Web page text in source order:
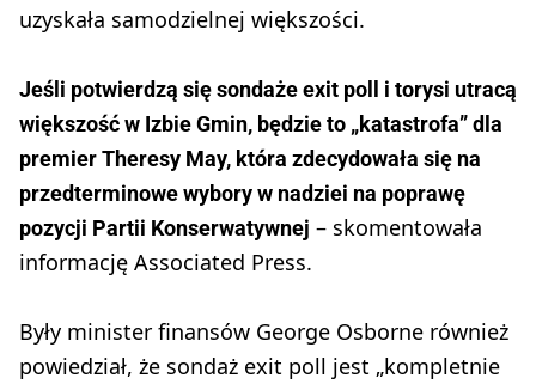
uzyskała samodzielnej większości.
Jeśli potwierdzą się sondaże exit poll i torysi utracą
większość w Izbie Gmin, będzie to „katastrofa” dla
premier Theresy May, która zdecydowała się na
przedterminowe wybory w nadziei na poprawę
pozycji Partii Konserwatywnej – skomentowała
informację Associated Press.
Były minister finansów George Osborne również
powiedział, że sondaż exit poll jest „kompletnie